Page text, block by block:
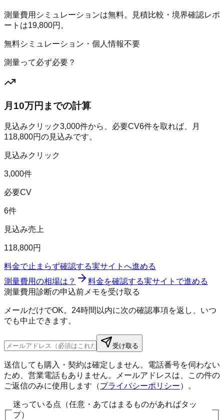
測量費用シミュレーションは無料。見積比較・境界確認レポ
ートは19,800円。
無料シミュレーション・個人情報不要
測量って必ず必要？
月10万円までの計算
見込みクリック3,000件から、必要CV6件を取れば、月
118,800円の見込みです。
見込みクリック
3,000件
必要CV
6件
見込み売上
118,800円
料金で止まらず確認する実サイトへ進める
測量費用の相場は？
料金を確認する実サイトで進める
測量費用診断の申込前メモを受け取る
メールだけでOK。24時間以内に次の確認事項を返し、いつ
でも中止できます。
受け取る
送信しても購入・契約は確定しません。電話番号を伺わない
ため、営業電話もありません。メールアドレスは、この件の
ご返信のみに使用します（プライバシーポリシー）。
迷っている点（任意・あてはまるものがあればタッ
プ）